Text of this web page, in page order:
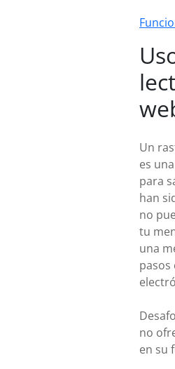
Un
es
para
han
no
tu
una
no
en su